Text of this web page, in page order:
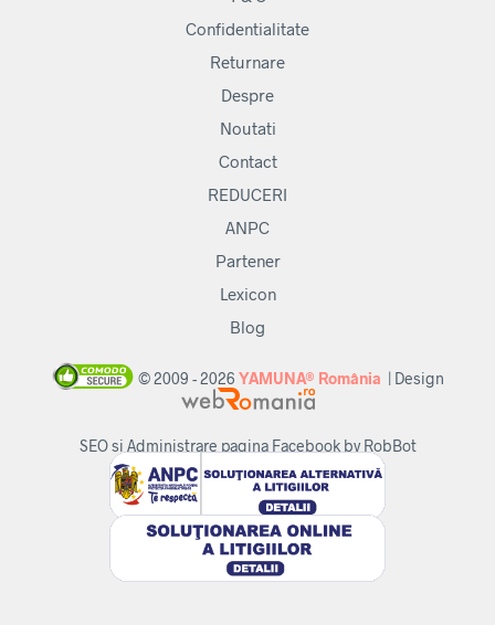
Confidentialitate
Returnare
Despre
Noutati
Contact
REDUCERI
ANPC
Partener
Lexicon
Blog
© 2009 - 2026 YAMUNA® România | Design
SEO si Administrare pagina Facebook by RobBot